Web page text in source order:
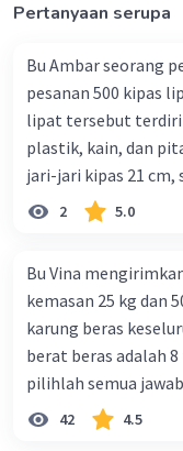
Pertanyaan serupa
Bu Ambar seorang
pesanan 500 kipas
lipat tersebut terdiri
plastik, kain, dan
jari-jari kipas 21 cm,
cm. Biaya kerangka
kain sebesar
Rp6.500,00 per
diperoleh Bu Ambar.
2 5.0
Bu Vina
kemasan 25 kg dan
karung beras
berat beras adalah
pilihlah semua
dari satu. Banyak
buah. Banyak
42 4.5